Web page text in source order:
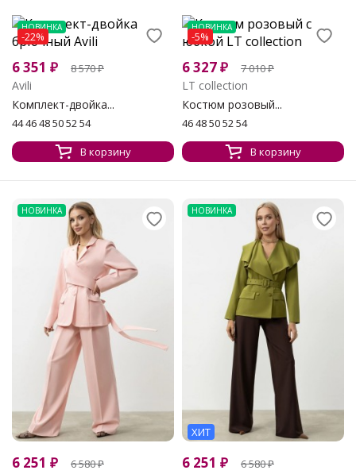
НОВИНКА
-22%
6 351 ₽ 8 570₽
Avili
Комплект-двойка...
44 46 48 50 52 54
В корзину
НОВИНКА
-5%
6 327₽ 7 010₽
LT collection
Костюм розовый...
46 48 50 52 54
В корзину
НОВИНКА
6 251 ₽ 6 580₽
НОВИНКА
ХИТ
6 251 ₽ 6 580₽